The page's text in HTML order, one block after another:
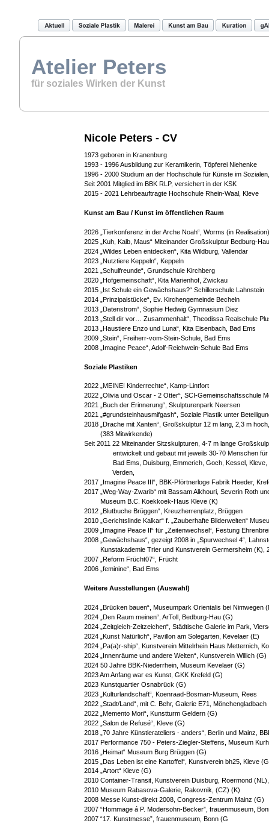
Nicole Peters - CV
1973 geboren in Kranenburg
1993 - 1996 Ausbildung zur Keramikerin, Töpferei Niehenke
1996 - 2000 Studium an der Hochschule für Künste im
Seit 2001 Mitglied im BBK RLP, versichert in der KSK
2015 - 2021 Lehrbeauftragte Hochschule Rhein-Waal, Kleve
Kunst am Bau / Kunst im öffentlichen Raum
2026 „Tierkonferenz in der Arche Noah“, Worms (in Realisation)
2025 „Kuh, Kalb, Maus“ Miteinander Großskulptur Bedburg-Hau
2024 „Wildes Leben entdecken“, Kita Wildburg, Vallendar
2023 „Nutztiere Keppeln“, Keppeln
2021 „Schulfreunde“, Grundschule Kirchberg
2020 „Hofgemeinschaft“, Kita Marienhof, Zwickau
2015 „Ist Schule ein Gewächshaus?“ Schillerschule Lahnstein
2014 „Prinzipalstücke“, Ev. Kirchengemeinde Becheln
2013 „Datenstrom“, Sophie Hedwig Gymnasium Diez
2013 „Stell dir vor… Zusammenhalt“, Theodissa Realschule
2013 „Haustiere Enzo und Luna“, Kita Eisenbach, Bad Ems
2009 „Stein“, Freiherr-vom-Stein-Schule, Bad Ems
2008 „Imagine Peace“, Adolf-Reichwein-Schule Bad Ems
Soziale Plastiken
2022 „MEINE! Kinderrechte“, Kamp-Lintfort
2022 „Olivia und Oscar - 2 Otter“, SCI-Gemeinschaftsschule
2021 „Buch der Erinnerung“, Skulpturenpark Neersen
2021 „#grundsteinhausmifgash“, Soziale Plastik unter
2018 „Drache mit Xanten“, Großskulptur 12 m lang, 2,3 m
         (383 Mitwirkende)
Seit 2011 22 Miteinander Sitzskulpturen, 4-7 m lange
entwickelt und gebaut mit jeweils 30-70
Bad Ems, Duisburg, Emmerich, Goch, Kessel,
   Verden,
2017 „Imagine Peace III“, BBK-Pförtnerloge Fabrik Heeder,
2017 „Weg-Way-Zwarib“ mit Bassam Alkhouri, Severin Roth
         Museum B.C. Koekkoek-Haus Kleve (K)
2012 „Blutbuche Brüggen“, Kreuzherrenplatz, Brüggen
2010 „Gerichtslinde Kalkar“ f. „Zauberhafte Bilderwelten“
2009 „Imagine Peace II“ für „Zeitenwechsel“, Festung
2008 „Gewächshaus“, gezeigt 2008 in „Spurwechsel 4“,
Kunstakademie Trier und Kunstverein Germersheim
2007 „Reform Frücht07“, Frücht
2006 „feminine“, Bad Ems
Weitere Ausstellungen (Auswahl)
2024 „Brücken bauen“, Museumpark Orientalis bei Nimwegen
2024 „Den Raum meinen“, ArToll, Bedburg-Hau (G)
2024 „Zeitgleich-Zeitzeichen“, Städtische Galerie im Park,
2024 „ Kunst Natürlich“, Pavillon am Solegarten, Kevelaer (E)
2024 „ Pa(a)r-ship“, Kunstverein Mittelrhein Haus Metternich,
2024 „ Innenräume und andere Welten“, Kunstverein Willich (G)
2024 50 Jahre BBK-Niederrhein, Museum Kevelaer (G)
2023 Am Anfang war es Kunst, GKK Krefeld (G)
2023 Kunstquartier Osnabrück (G)
2023 „Kulturlandschaft“, Koenraad-Bosman-Museum, Rees
2022 „Stadt/Land“, mit C. Behr, Galerie E71, Mönchengladbach
2022 „Memento Mori“, Kunstturm Geldern (G)
2022 „Salon de Refusé“, Kleve (G)
2018 „70 Jahre Künstlerateliers - anders“, Berlin und Mainz,
2017 Performance 750 - Peters-Ziegler-Steffens, Museum
2016 „Heimat“ Museum Burg Brüggen (G)
2015 „Das Leben ist eine Kartoffel“, Kunstverein bh25, Kleve
2014 „Artort“ Kleve (G)
2010 Container-Transit, Kunstverein Duisburg, Roermond
2010 Museum Rabasova-Galerie, Rakovnik, (CZ) (K)
2008 Messe Kunst-direkt 2008, Congress-Zentrum Mainz (G)
2007 “Hommage á P. Modersohn-Becker”, frauenmuseum,
2007 “17. Kunstmesse”, frauenmuseum, Bonn (G
Atelier Peters
für soziales Wirken der Kunst